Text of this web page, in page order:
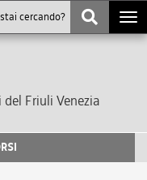
Friuli Venezia